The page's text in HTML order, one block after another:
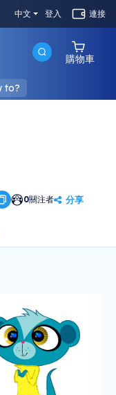
中文 登入 連接
購物車
to?
0關注者 分享